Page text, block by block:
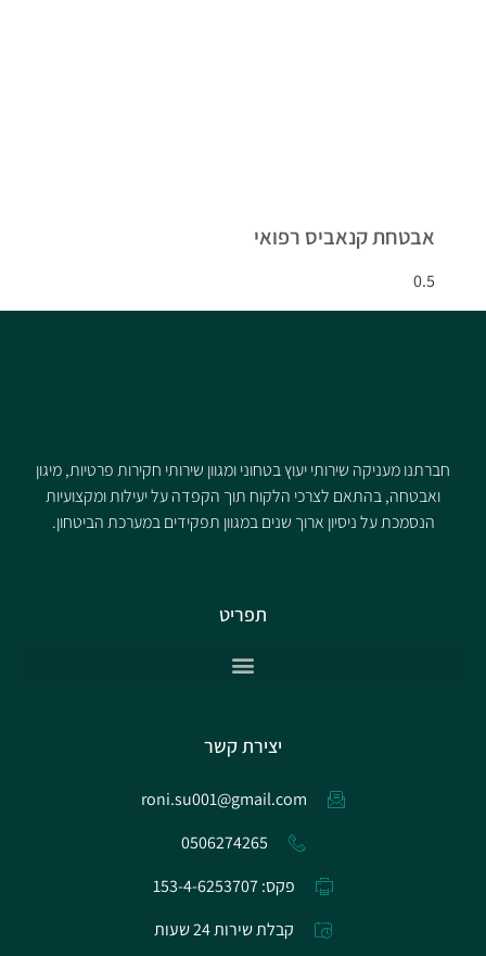
אבטחת קנאביס רפואי
חברתנו מעניקה שירותי יעוץ בטחוני ומגוון שירותי חקירות פרטיות, מיגון
ואבטחה, בהתאם לצרכי הלקוח תוך הקפדה על יעילות ומקצועיות
הנסמכת על ניסיון ארוך שנים במגוון תפקידים במערכת הביטחון.
תפריט
יצירת קשר
roni.su001@gmail.com
0506274265
פקס: 153-4-6253707
קבלת שירות 24 שעות